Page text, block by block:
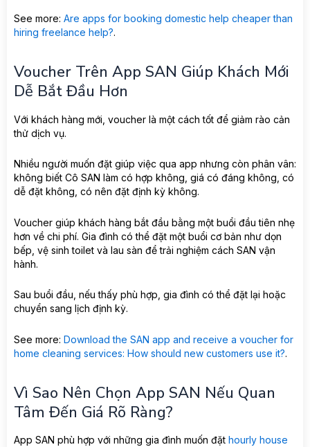
See more: Are apps for booking domestic help cheaper than
hiring freelance help?.
Voucher Trên App SAN Giúp Khách Mới
Dễ Bắt Đầu Hơn
Với khách hàng mới, voucher là một cách tốt để giảm rào cản
thử dịch vụ.
Nhiều người muốn đặt giúp việc qua app nhưng còn phân vân:
không biết Cô SAN làm có hợp không, giá có đáng không, có
dễ đặt không, có nên đặt định kỳ không.
Voucher giúp khách hàng bắt đầu bằng một buổi đầu tiên nhẹ
hơn về chi phí. Gia đình có thể đặt một buổi cơ bản như dọn
bếp, vệ sinh toilet và lau sàn để trải nghiệm cách SAN vận
hành.
Sau buổi đầu, nếu thấy phù hợp, gia đình có thể đặt lại hoặc
chuyển sang lịch định kỳ.
See more: Download the SAN app and receive a voucher for
home cleaning services: How should new customers use it?.
Vì Sao Nên Chọn App SAN Nếu Quan
Tâm Đến Giá Rõ Ràng?
App SAN phù hợp với những gia đình muốn đặt hourly house